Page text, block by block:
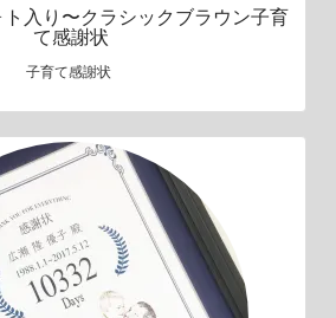
入り〜クラシックブラウン子育
て感謝状
子育て感謝状